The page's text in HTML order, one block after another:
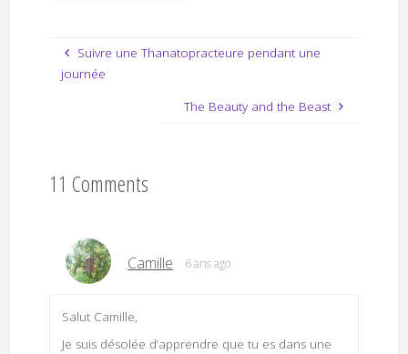
Suivre une Thanatopracteure pendant une
journée
The Beauty and the Beast
11 Comments
Camille 6 ans ago
Salut Camille,
Je suis désolée d’apprendre que tu es dans une